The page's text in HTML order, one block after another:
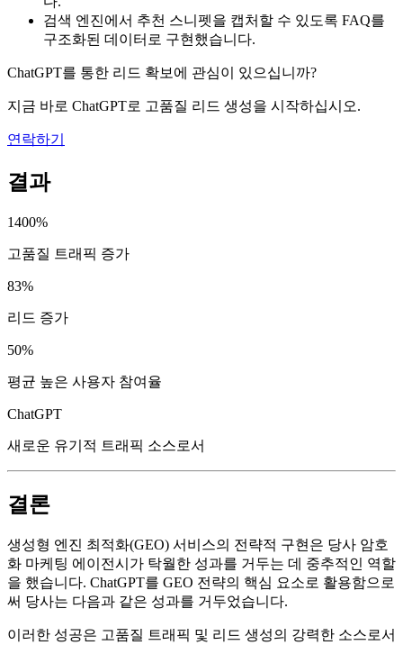
검색 엔진에서 추천 스니펫을 캡처할 수 있도록 FAQ를
구조화된 데이터로 구현했습니다.
ChatGPT를 통한 리드 확보에 관심이 있으십니까?
지금 바로 ChatGPT로 고품질 리드 생성을 시작하십시오.
연락하기
결과
1400%
고품질 트래픽 증가
83%
리드 증가
50%
평균 높은 사용자 참여율
ChatGPT
새로운 유기적 트래픽 소스로서
결론
생성형 엔진 최적화(GEO) 서비스의 전략적 구현은 당사 암호
화 마케팅 에이전시가 탁월한 성과를 거두는 데 중추적인 역할
을 했습니다. ChatGPT를 GEO 전략의 핵심 요소로 활용함으로
써 당사는 다음과 같은 성과를 거두었습니다.
이러한 성공은 고품질 트래픽 및 리드 생성의 강력한 소스로서